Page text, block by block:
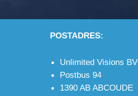
POSTADRES:
Unlimited Visions BV
Postbus 94
1390 AB ABCOUDE